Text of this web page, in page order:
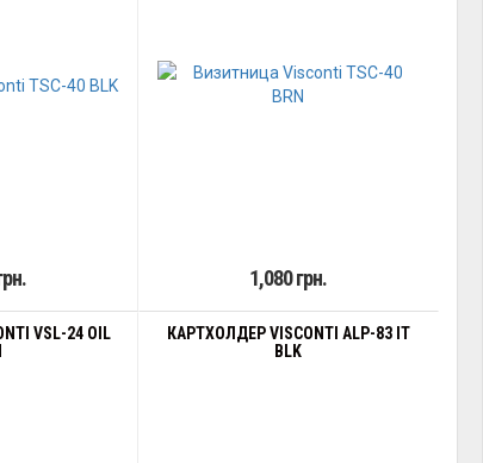
1,080 грн.
VSL-24 OIL
КАРТХОЛДЕР VISCONTI ALP-83 IT
BLK